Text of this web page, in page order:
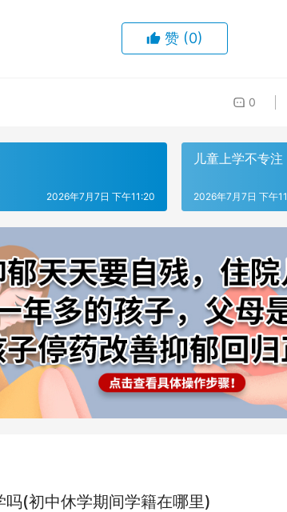
赞 (0)
0
2026年7月7日 下午11:20
儿童上学不专注
2026年7月7日 下午
(初中休学期间学籍在哪里)